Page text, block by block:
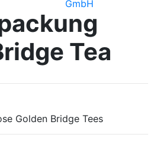
Tea
Golden Bridge Tees